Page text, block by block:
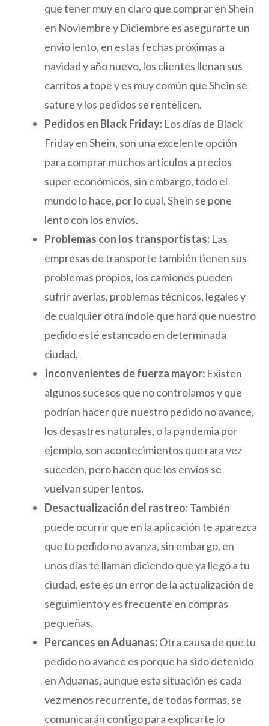
que tener muy en claro que comprar en Shein
en Noviembre y Diciembre es asegurarte un
envio lento, en estas fechas próximas a
navidad y año nuevo, los clientes llenan sus
carritos a tope y es muy común que Shein se
sature y los pedidos se rentelicen.
Pedidos en Black Friday: Los días de Black
Friday en Shein, son una excelente opción
para comprar muchos artículos a precios
super económicos, sin embargo, todo el
mundo lo hace, por lo cual, Shein se pone
lento con los envíos.
Problemas con los transportistas: Las
empresas de transporte también tienen sus
problemas propios, los camiones pueden
sufrir averías, problemas técnicos, legales y
de cualquier otra índole que hará que nuestro
pedido esté estancado en determinada
ciudad.
Inconvenientes de fuerza mayor: Existen
algunos sucesos que no controlamos y que
podrían hacer que nuestro pedido no avance,
los desastres naturales, o la pandemia por
ejemplo, son acontecimientos que rara vez
suceden, pero hacen que los envíos se
vuelvan super lentos.
Desactualización del rastreo:También
puede ocurrir que en la aplicación te aparezca
que tu pedido no avanza, sin embargo, en
unos días te llaman diciendo que ya llegó a tu
ciudad, este es un error de la actualización de
seguimiento y es frecuente en compras
pequeñas.
Percances en Aduanas:Otra causa de que tu
pedido no avance es porque ha sido detenido
en Aduanas, aunque esta situación es cada
vez menos recurrente, de todas formas, se
comunicarán contigo para explicarte lo